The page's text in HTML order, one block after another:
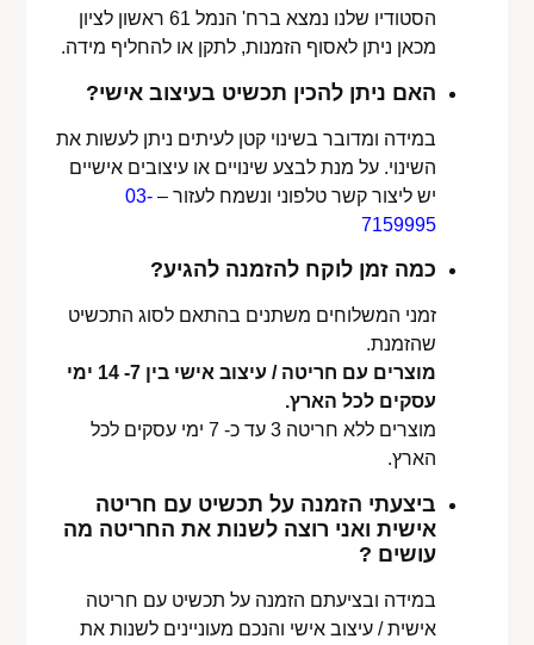
הסטודיו שלנו נמצא ברח' הנמל 61 ראשון לציון
מכאן ניתן לאסוף הזמנות, לתקן או להחליף מידה.
האם ניתן להכין תכשיט בעיצוב אישי?
במידה ומדובר בשינוי קטן לעיתים ניתן לעשות את
השינוי. על מנת לבצע שינויים או עיצובים אישיים
יש ליצור קשר טלפוני ונשמח לעזור –03-
7159995
כמה זמן לוקח להזמנה להגיע?
זמני המשלוחים משתנים בהתאם לסוג התכשיט
שהזמנת.
מוצרים עם חריטה / עיצוב אישי בין 7- 14 ימי
עסקים לכל הארץ.
מוצרים ללא חריטה 3 עד כ- 7 ימי עסקים לכל
הארץ.
ביצעתי הזמנה על תכשיט עם חריטה
אישית ואני רוצה לשנות את החריטה מה
עושים ?
במידה ובציעתם הזמנה על תכשיט עם חריטה
אישית / עיצוב אישי והנכם מעוניינים לשנות את